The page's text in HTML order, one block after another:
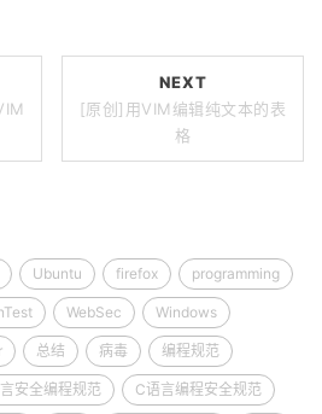
NEXT
[原创]用VIM编辑纯文本的表
格
Ubuntu firefox programming
WebSec Windows
总结 病毒 编程规范
安全编程规范 C语言编程安全规范